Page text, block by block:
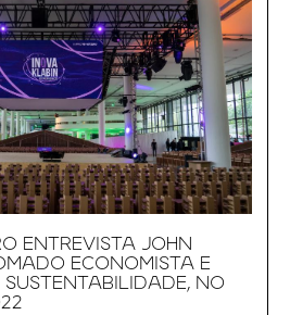
ENTREVISTA JOHN
ECONOMISTA E
SUSTENTABILIDADE, NO